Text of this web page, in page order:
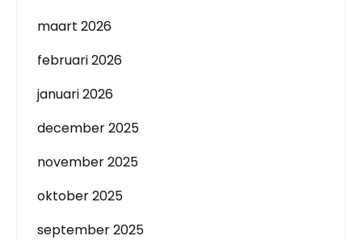
maart 2026
februari 2026
januari 2026
december 2025
november 2025
oktober 2025
september 2025